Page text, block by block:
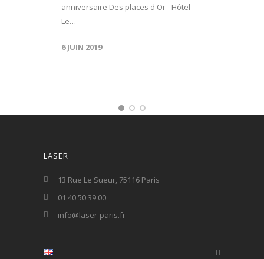
anniversaire Des places d'Or - Hôtel
Le…
6 JUIN 2019
LASER
13 Rue Le Sueur, 75116 Paris
01 40 50 39 00
info@laser-paris.fr